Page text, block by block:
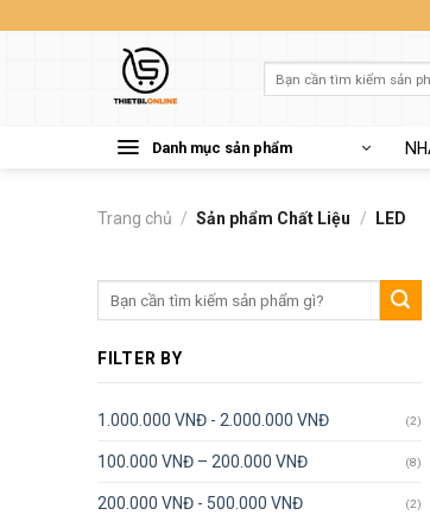
kiếm:
Danh mục sản phẩm
Trang chủ / Sản phẩm Chất Liệu / LED
kiếm:
FILTER BY
1.000.000 VNĐ - 2.000.000 VNĐ (2)
100.000 VNĐ – 200.000 VNĐ (8)
200.000 VNĐ - 500.000 VNĐ (2)